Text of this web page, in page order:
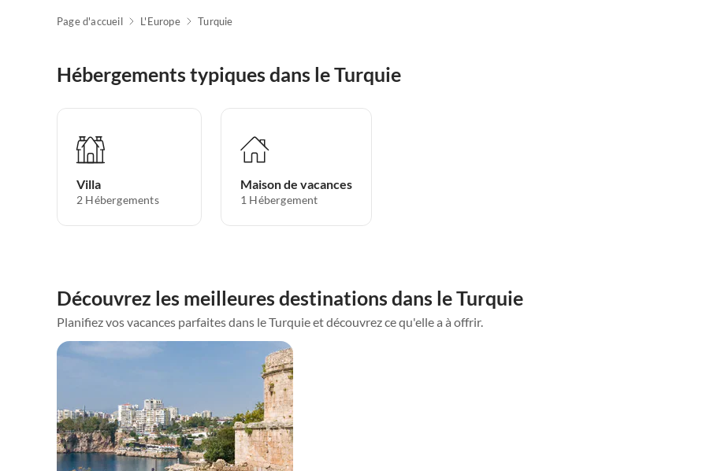
Page d'accueil L'Europe Turquie
Hébergements typiques dans le Turquie
Villa
2 Hébergements
Maison de vacances
1 Hébergement
Découvrez les meilleures destinations dans le Turquie
Planifiez vos vacances parfaites dans le Turquie et découvrez ce qu'elle a à offrir.